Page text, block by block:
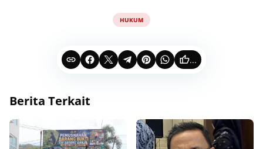
HUKUM
...
Berita Terkait